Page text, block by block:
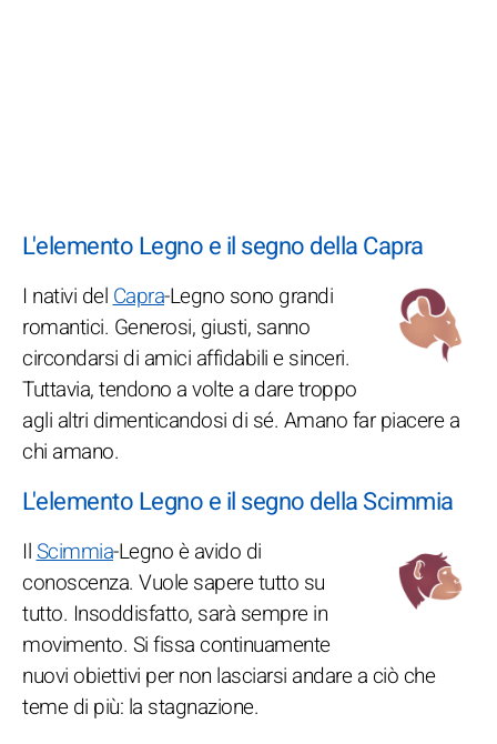
L'elemento Legno e il segno della Capra
I nativi del Capra-Legno sono grandi
romantici. Generosi, giusti, sanno
circondarsi di amici affidabili e sinceri.
Tuttavia, tendono a volte a dare troppo
agli altri dimenticandosi di sé. Amano far piacere a
chi amano.
L'elemento Legno e il segno della Scimmia
IlScimmia-Legno è avido di
conoscenza. Vuole sapere tutto su
tutto. Insoddisfatto, sarà sempre in
movimento. Si fissa continuamente
nuovi obiettivi per non lasciarsi andare a ciò che
teme di più: la stagnazione.